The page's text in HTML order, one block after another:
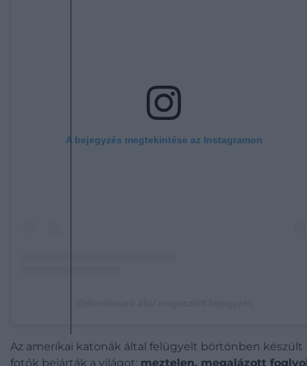
A bejegyzés megtekintése az Instagramon
Az amerikai katonák által felügyelt börtönben készült
fotók bejárták a világot: meztelen, megalázott